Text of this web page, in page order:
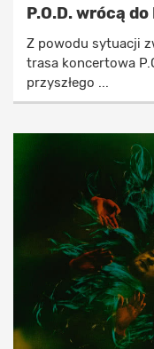
P.O.D. wrócą
Z powodu sytuacji
trasa koncertowa
przyszłego ...